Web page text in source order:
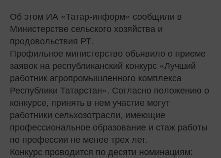
Об этом ИА «Татар-информ» сообщили в
Министерстве сельского хозяйства и
продовольствия РТ.
Профильное министерство объявило о приеме
заявок на республиканский конкурс «Лучший
работник агропромышленного комплекса
Республики Татарстан». Согласно положению о
конкурсе, принять в нем участие могут
работники сельхозотрасли, имеющие
профессиональное образование и стаж работы
по профессии не менее трех лет.
Конкурс проводится по десяти номинациям: